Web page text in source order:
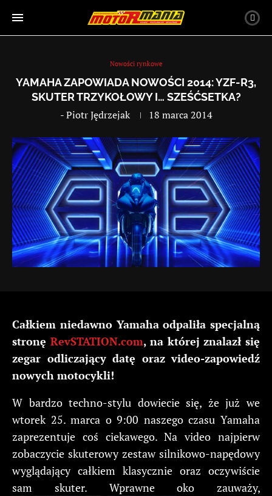
Nowości rynkowe
YAMAHA ZAPOWIADA NOWOŚCI 2014: YZF-R3,
SKUTER TRZYKOŁOWY I… SZEŚĆSETKA?
-Piotr Jędrzejak 18 marca 2014
Całkiem niedawno Yamaha odpaliła specjalną
stronę RevSTATION.com, na której znalazł się
zegar odliczający datę oraz video-zapowiedź
nowych motocykli!
W bardzo techno-stylu dowiecie się, że już we
wtorek 25. marca o 9:00 naszego czasu Yamaha
zaprezentuje coś ciekawego. Na video najpierw
zobaczycie skuterowy zestaw silnikowo-napędowy
wyglądający całkiem klasycznie oraz oczywiście
sam skuter. Wprawne oko zauważy,